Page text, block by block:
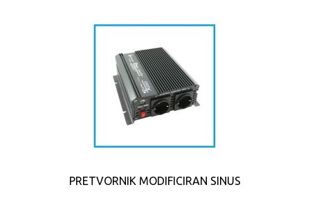
PRETVORNIK MODIFICIRAN SINUS